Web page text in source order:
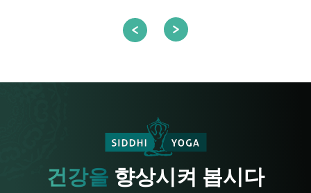
건강을 향상시켜 봅시다